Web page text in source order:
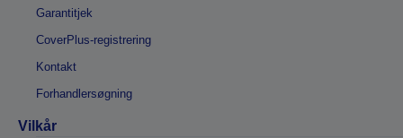
Garantitjek
CoverPlus-registrering
Kontakt
Forhandlersøgning
Vilkår